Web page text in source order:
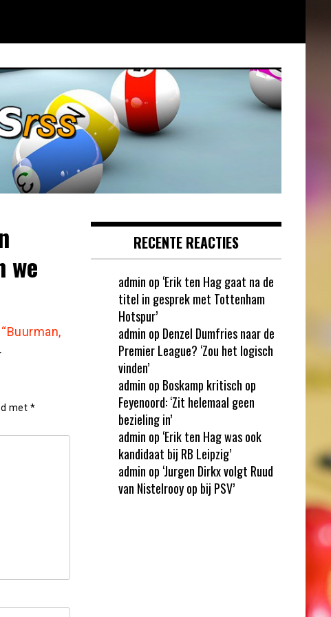
we
.
met *
RECENTE REACTIES
admin op ‘Erik ten Hag gaat na de
titel in gesprek met Tottenham
Hotspur’
admin op Denzel Dumfries naar de
Premier League? ‘Zou het logisch
vinden’
admin op Boskamp kritisch op
Feyenoord: ‘Zit helemaal geen
bezieling in’
admin op ‘Erik ten Hag was ook
kandidaat bij RB Leipzig’
admin op ‘Jurgen Dirkx volgt Ruud
van Nistelrooy op bij PSV’